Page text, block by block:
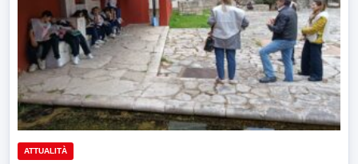
ATTUALITÀ